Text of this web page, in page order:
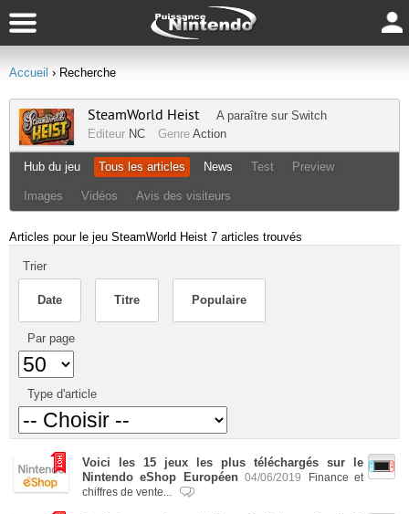
Accueil › Recherche
SteamWorld Heist A paraître sur Switch
Editeur NC Genre Action
Hub du jeu Tous les articles News Test Preview
Images Vidéos Avis des visiteurs
Articles pour le jeu SteamWorld Heist 7 articles trouvés
Trier
Date Titre Populaire
Par page
Type d'article
Voici les 15 jeux les plus téléchargés sur le
Nintendo eShop Européen 04/06/2019
Finance et
chiffres de vente...